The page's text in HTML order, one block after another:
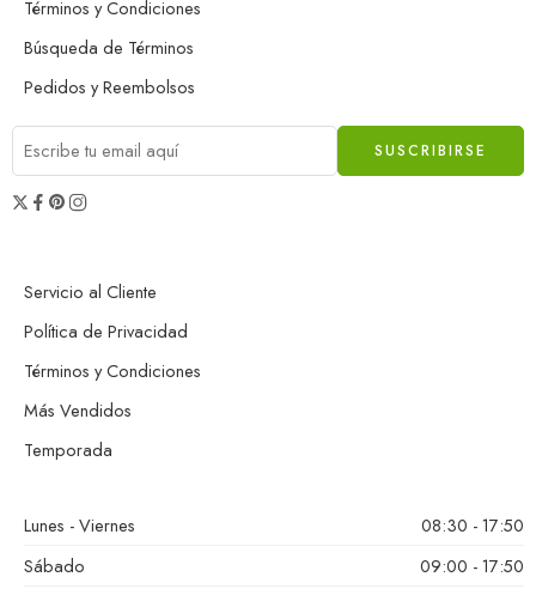
Términos y Condiciones
Búsqueda de Términos
Pedidos y Reembolsos
Servicio al Cliente
Política de Privacidad
Términos y Condiciones
Más Vendidos
Temporada
Lunes - Viernes
08:30 - 17:50
Sábado
09:00 - 17:50